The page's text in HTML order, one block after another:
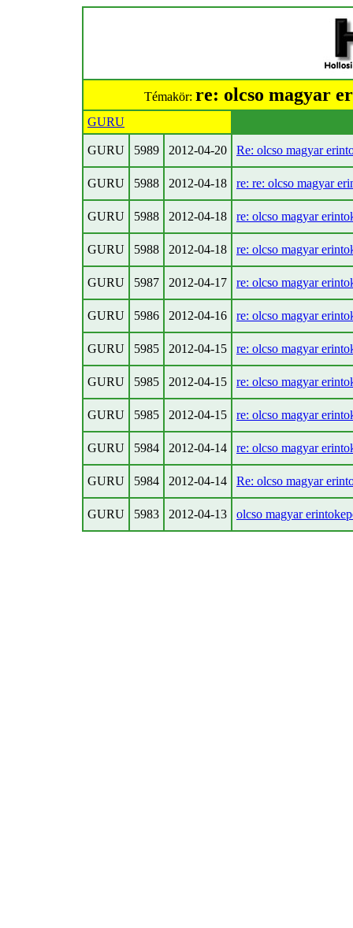
Témakör: re: olcso magyar
GURU
GURU 5989 2012-04-20 Re: olcso magyar
GURU 5988 2012-04-18 re: re: olcso magyar
GURU 5988 2012-04-18 re: olcso magyar
GURU 5988 2012-04-18 re: olcso magyar
GURU 5987 2012-04-17 re: olcso magyar
GURU 5986 2012-04-16 re: olcso magyar
GURU 5985 2012-04-15 re: olcso magyar
GURU 5985 2012-04-15 re: olcso magyar
GURU 5985 2012-04-15 re: olcso magyar
GURU 5984 2012-04-14 re: olcso magyar
GURU 5984 2012-04-14 Re: olcso magyar
GURU 5983 2012-04-13 olcso magyar